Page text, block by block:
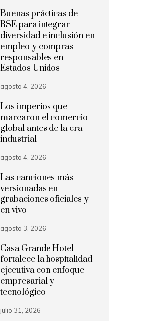
Buenas prácticas de
RSE para integrar
diversidad e inclusión en
empleo y compras
responsables en
Estados Unidos
agosto 4, 2026
Los imperios que
marcaron el comercio
global antes de la era
industrial
agosto 4, 2026
Las canciones más
versionadas en
grabaciones oficiales y
en vivo
agosto 3, 2026
Casa Grande Hotel
fortalece la hospitalidad
ejecutiva con enfoque
empresarial y
tecnológico
julio 31, 2026